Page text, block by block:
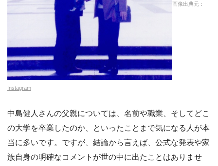
画像出典元：
Instagram
中島健人さんの父親については、名前や職業、そしてどこ
の大学を卒業したのか、といったことまで気になる人が本
当に多いです。ですが、結論から言えば、公式な発表や家
族自身の明確なコメントが世の中に出たことはありませ